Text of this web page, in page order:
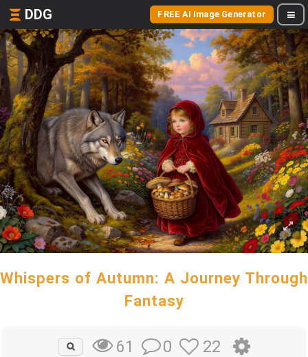
DDG FREE AI Image Generator
Whispers of Autumn: A Journey Through
Fantasy
61 0 22